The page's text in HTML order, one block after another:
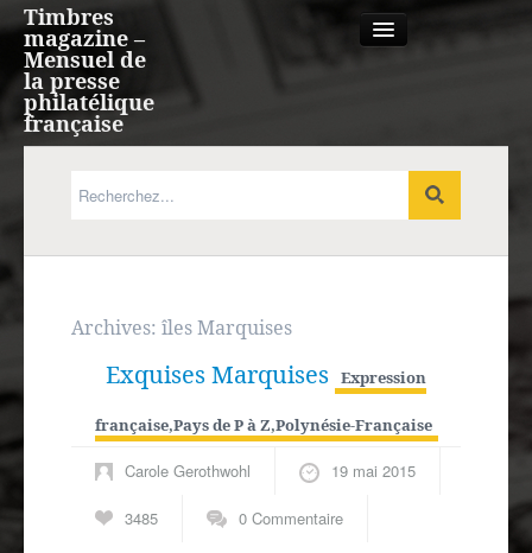
Timbres
magazine –
Mensuel de
la presse
philatélique
française
Expression française
Outre-mer
Agenda
Archives: îles Marquises
Exquises Marquises Expression
française,Pays de P à Z,Polynésie-Française
Carole Gerothwohl 19 mai 2015
3485 0 Commentaire